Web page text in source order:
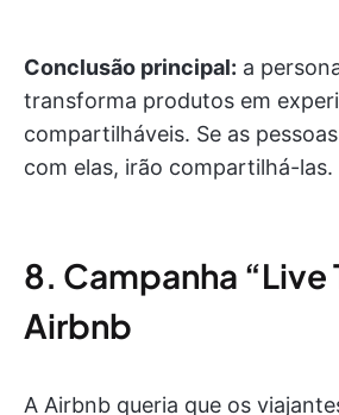
Conclusão principal: a
transforma produtos em
compartilháveis. Se as
com elas, irão compartilhá-las.
8. Campanha “Live
Airbnb
A Airbnb queria que os